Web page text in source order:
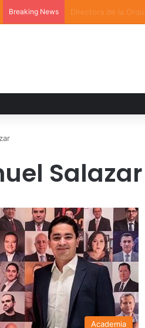
Breaking News La convivencia
Salazar
Academia